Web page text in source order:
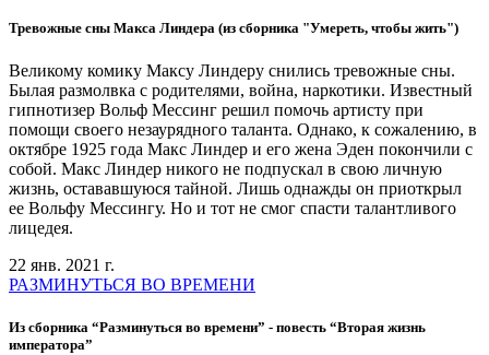
Тревожные сны Макса Линдера (из сборника "Умереть, чтобы жить")
Великому комику Максу Линдеру снились тревожные сны.
Былая размолвка с родителями, война, наркотики. Известный
гипнотизер Вольф Мессинг решил помочь артисту при
помощи своего незаурядного таланта. Однако, к сожалению, в
октябре 1925 года Макс Линдер и его жена Эден покончили с
собой. Макс Линдер никого не подпускал в свою личную
жизнь, остававшуюся тайной. Лишь однажды он приоткрыл
ее Вольфу Мессингу. Но и тот не смог спасти талантливого
лицедея.
22 янв. 2021 г.
РАЗМИНУТЬСЯ ВО ВРЕМЕНИ
Из сборника “Разминуться во времени” - повесть “Вторая жизнь
императора”